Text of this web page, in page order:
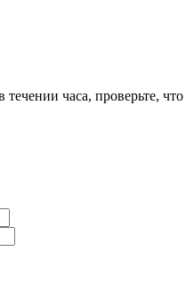
часа, проверьте, что